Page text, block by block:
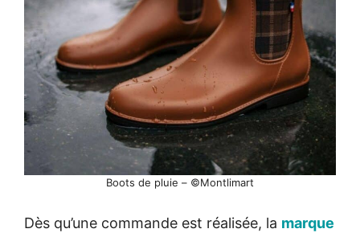
Boots de pluie – ©Montlimart
Dès qu’une commande est réalisée, la marque